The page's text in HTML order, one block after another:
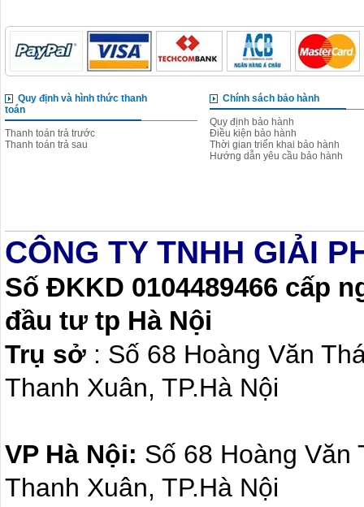
Quy định và hình thức thanh
toán
Thanh toán trả trước
Thanh toán trả sau
Chính sách bảo hành
Quy định bảo hành
Điều kiện bảo hành
Thời gian triển khai bảo hành
Hướng dẫn yêu cầu bảo hành
CÔNG TY TNHH GIẢI
Số ĐKKD 0104489466 cấp
đầu tư tp Hà Nội
Trụ sở : Số 68 Hoàng Văn
Thanh Xuân, TP.Hà Nội
VP Hà Nội: Số 68 Hoàng
Thanh Xuân, TP.Hà Nội